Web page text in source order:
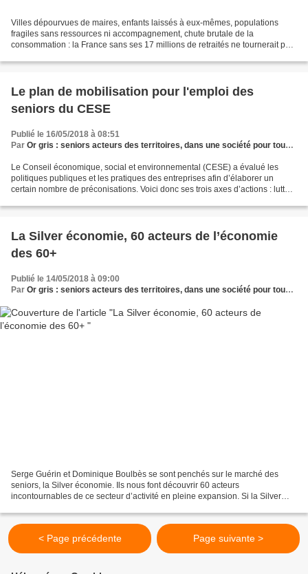
Villes dépourvues de maires, enfants laissés à eux-mêmes, populations
fragiles sans ressources ni accompagnement, chute brutale de la
consommation : la France sans ses 17 millions de retraités ne tournerait pas
Le plan de mobilisation pour l'emploi des
seniors du CESE
Publié le 16/05/2018 à 08:51
Par Or gris : seniors acteurs des territoires, dans une société pour tous les âges
Le Conseil économique, social et environnemental (CESE) a évalué les
politiques publiques et les pratiques des entreprises afin d’élaborer un
certain nombre de préconisations. Voici donc ses trois axes d’actions : lutter
La Silver économie, 60 acteurs de l’économie
des 60+
Publié le 14/05/2018 à 09:00
Par Or gris : seniors acteurs des territoires, dans une société pour tous les âges
Serge Guérin et Dominique Boulbès se sont penchés sur le marché des
seniors, la Silver économie. Ils nous font découvrir 60 acteurs
incontournables de ce secteur d’activité en pleine expansion. Si la Silver
< Page précédente Page suivante >